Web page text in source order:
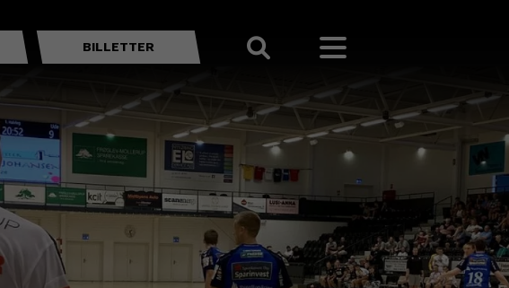
BILLETTER